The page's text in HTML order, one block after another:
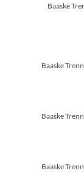
Baaske
Baaske
Baaske
Baaske